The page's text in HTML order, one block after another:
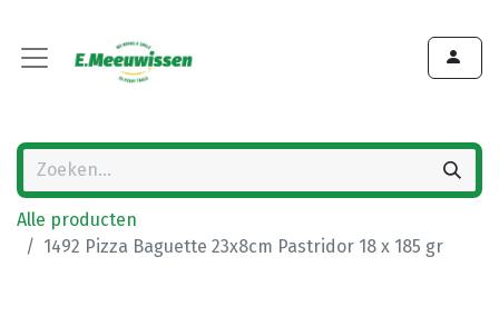
Alle producten
1492 Pizza Baguette 23x8cm Pastridor 18 x 185 gr